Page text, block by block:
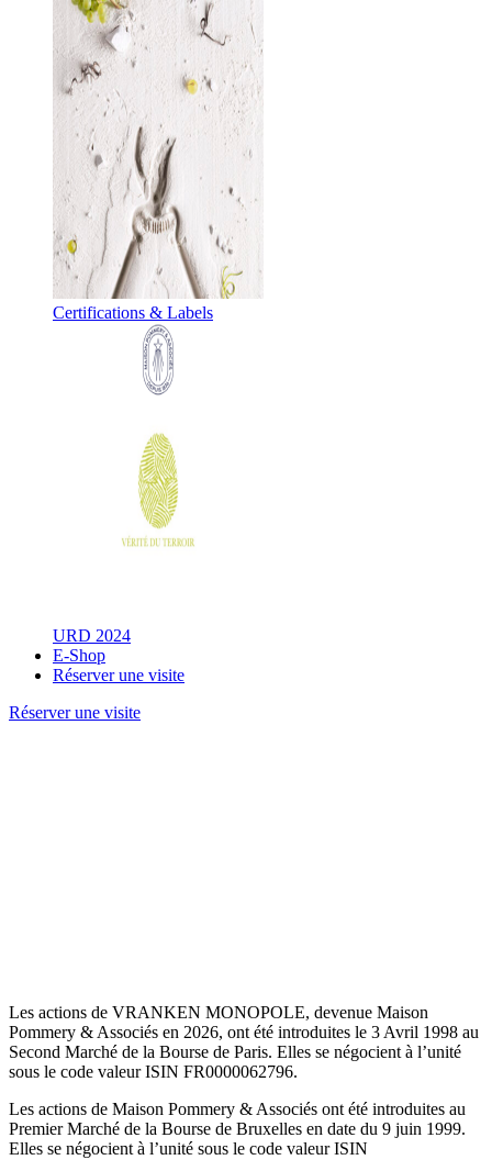
Certifications & Labels
URD 2024
E-Shop
Réserver une visite
Réserver une visite
Les actions de VRANKEN MONOPOLE, devenue Maison
Pommery & Associés en 2026, ont été introduites le 3 Avril 1998 au
Second Marché de la Bourse de Paris. Elles se négocient à l’unité
sous le code valeur ISIN FR0000062796.
Les actions de Maison Pommery & Associés ont été introduites au
Premier Marché de la Bourse de Bruxelles en date du 9 juin 1999.
Elles se négocient à l’unité sous le code valeur ISIN